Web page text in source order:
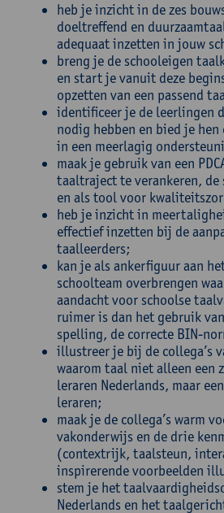
heb je inzicht in de zes
doeltreffend en
adequaat inzetten in jouw
breng je de schooleigen
en start je vanuit deze
opzetten van een passend
identificeer je de leerlingen
nodig hebben en bied je hen
in een meerlagig
maak je gebruik van een
taaltraject te verankeren, de
en als tool voor
heb je inzicht in
effectief inzetten bij de
taalleerders;
kan je als ankerfiguur aan
schoolteam overbrengen
aandacht voor schoolse
ruimer is dan het gebruik
spelling, de correcte BIN-
illustreer je bij de collega’s
waarom taal niet alleen een
leraren Nederlands, maar
leraren;
maak je de collega’s warm
vakonderwijs en de drie
(contextrijk, taalsteun,
inspirerende voorbeelden
stem je het
Nederlands en het